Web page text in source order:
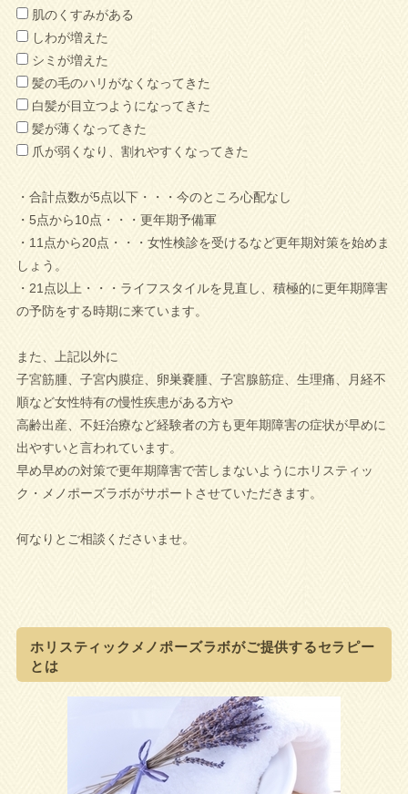
肌のくすみがある
しわが増えた
シミが増えた
髪の毛のハリがなくなってきた
白髪が目立つようになってきた
髪が薄くなってきた
爪が弱くなり、割れやすくなってきた
・合計点数が5点以下・・・今のところ心配なし
・5点から10点・・・更年期予備軍
・11点から20点・・・女性検診を受けるなど更年期対策を始めま
しょう。
・21点以上・・・ライフスタイルを見直し、積極的に更年期障害
の予防をする時期に来ています。
また、上記以外に
子宮筋腫、子宮内膜症、卵巣嚢腫、子宮腺筋症、生理痛、月経不
順など女性特有の慢性疾患がある方や
高齢出産、不妊治療など経験者の方も更年期障害の症状が早めに
出やすいと言われています。
早め早めの対策で更年期障害で苦しまないようにホリスティッ
ク・メノポーズラボがサポートさせていただきます。
何なりとご相談くださいませ。
ホリスティックメノポーズラボがご提供するセラピー
とは